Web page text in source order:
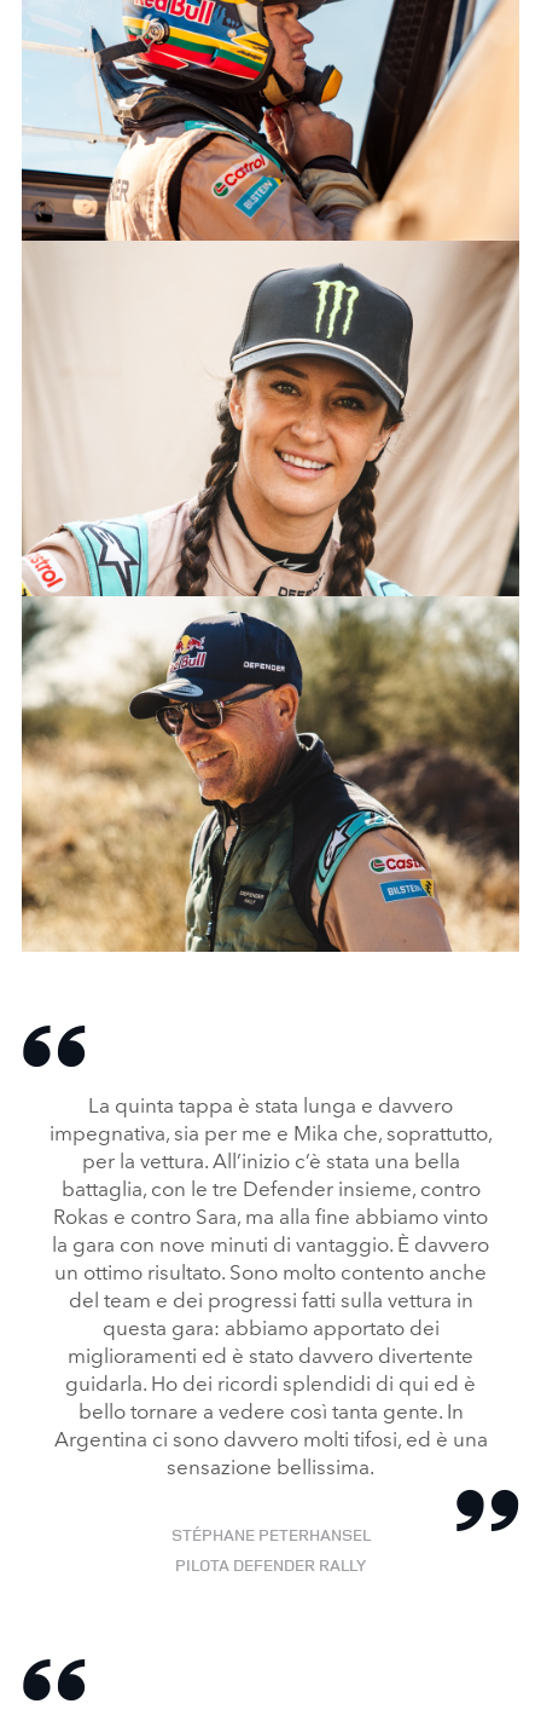
DEFENDER RALLY TRIUMPHS IN ARGENTINA AS ALL THREE
CARS COMPLETE DESAFÍO RUTA 40
DEFENDER RALLY TRIUMPHS IN ARGENTINA AS ALL THREE
CARS COMPLETE DESAFÍO RUTA 40
X
SHARE
X
SHARE
La quinta tappa è stata lunga e davvero
impegnativa, sia per me e Mika che, soprattutto,
per la vettura. All’inizio c’è stata una bella
battaglia, con le tre Defender insieme, contro
Rokas e contro Sara, ma alla fine abbiamo vinto
la gara con nove minuti di vantaggio. È davvero
un ottimo risultato. Sono molto contento anche
del team e dei progressi fatti sulla vettura in
questa gara: abbiamo apportato dei
miglioramenti ed è stato davvero divertente
guidarla. Ho dei ricordi splendidi di qui ed è
bello tornare a vedere così tanta gente. In
Argentina ci sono davvero molti tifosi, ed è una
sensazione bellissima.
STÉPHANE PETERHANSEL
PILOTA DEFENDER RALLY